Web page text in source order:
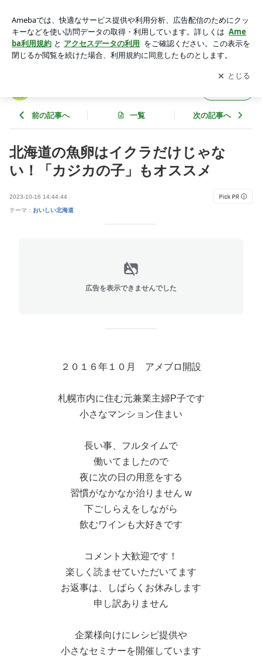
メ | 札幌円山発 わが家のテーブル便り
アプリをダウンロードして ブログの更新通知
を受け取りまし
ょう。
開く
前の記事へ 一覧 次の記事へ
北海道の魚卵はイクラだけじゃな
い！「カジカの子」もオススメ
2023-10-16 14:44:44
テーマ： おいしい北海道
広告を表示できませんでした
２０１６年１０月 アメブロ開設
札幌市内に住む元兼業主婦P子です
小さなマンション住まい
長い事、フルタイムで
働いてましたので
夜に次の日の用意をする
習慣がなかなか治りません w
下ごしらえをしながら
飲むワインも大好きです
コメント大歓迎です！
楽しく読ませていただいてます
お返事は、しばらくお休みします
申し訳ありません
企業様向けにレシピ提供や
小さなセミナーを開催しています